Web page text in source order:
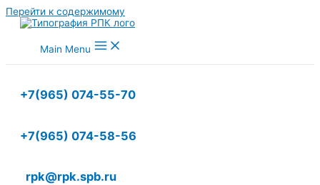
Перейти к содержимому
Main Menu
+7(965) 074-55-70
+7(965) 074-58-56
rpk@rpk.spb.ru